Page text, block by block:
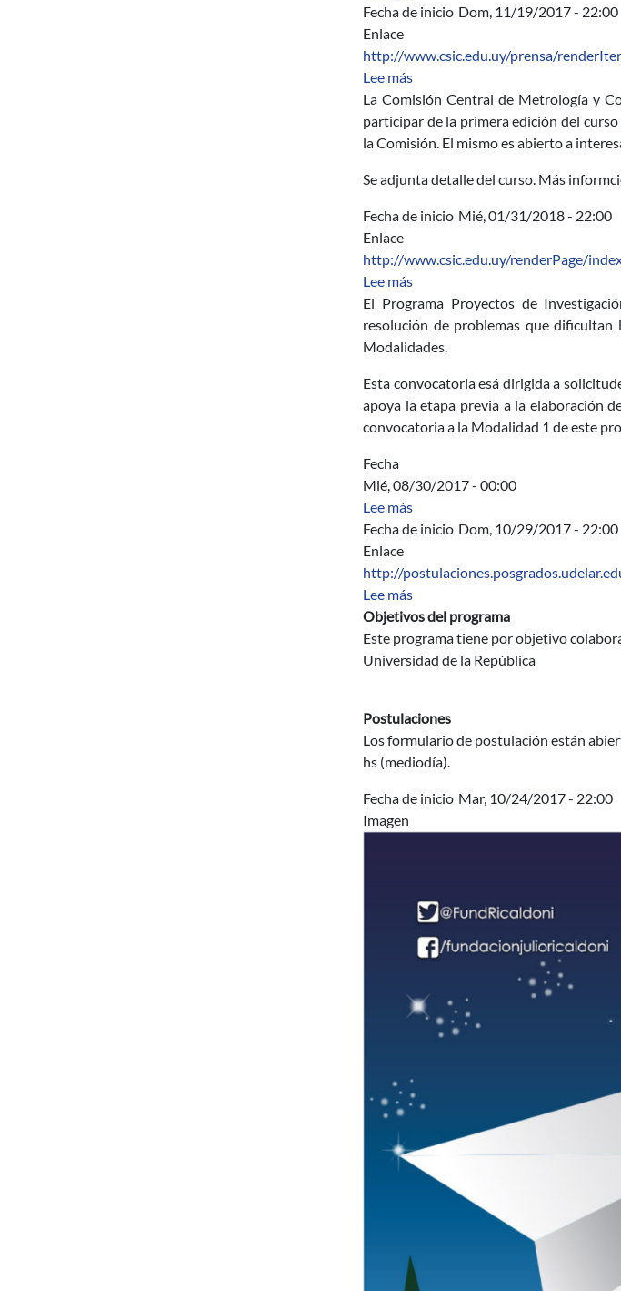
Fecha de inicio Dom, 11/19/2017 - 22:00
Enlace
http://www.csic.edu.uy/prensa/
Lee mássobre Curso de posgrado
La Comisión Central de Metrología y
participar de la primera edición del
la Comisión. El mismo es abierto a
Se adjunta detalle del curso. Más
Fecha de inicio Mié, 01/31/2018 - 22:00
Enlace
http://www.csic.edu.uy/renderPage/
Lee mássobre Convocatoria 2018
El Programa Proyectos de
resolución de problemas que
Modalidades.
Esta convocatoria esá dirigida a
apoya la etapa previa a la elaboración
convocatoria a la Modalidad 1 de este
Fecha
Mié, 08/30/2017 - 00:00
Lee mássobre Acta Asamblea
Fecha de inicio Dom, 10/29/2017 - 22:00
Enlace
http://
Lee mássobre Apoyo Institucional a
Objetivos del programa
Este programa tiene por objetivo
Universidad de la República
Postulaciones
Los formulario de postulación están
hs (mediodía).
Fecha de inicio Mar, 10/24/2017 - 22:00
Imagen